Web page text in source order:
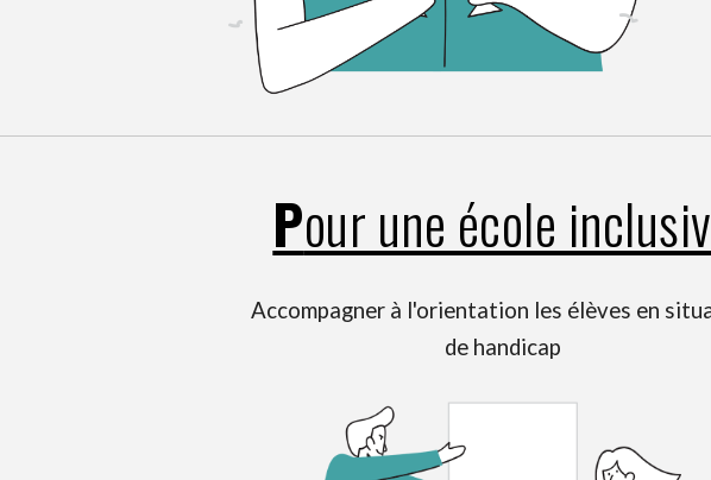
Pour une école
Accompagner à l'orientation les élèves en
de handicap